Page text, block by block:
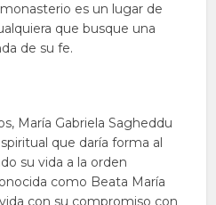
es un lugar de
que busque una
de su fe.
María Gabriela Sagheddu
que daría forma al
su vida a la orden
como Beata María
con su compromiso con